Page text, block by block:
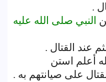
.
النبي صلى الله عليه
عند القتال .
أعلم استن
على صيانتهم به .